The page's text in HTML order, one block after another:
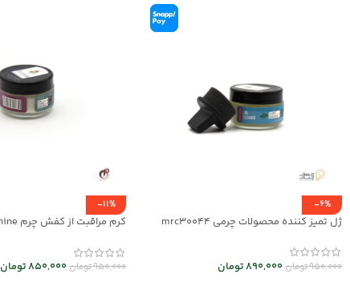
-6%
ژل تمیز کننده محصولات چرمی mrc30044
950,000تومان890,000تومان
-11%
950,000تومان850,000تومان